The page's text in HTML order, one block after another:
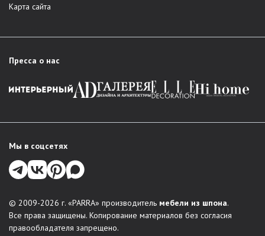
Карта сайта
Пресса о нас
Мы в соцсетях
© 2009-2026 г. «PARRA» производитель мебели из шпона.
Все права защищены. Копирование материалов без согласия
правообладателя запрещено.